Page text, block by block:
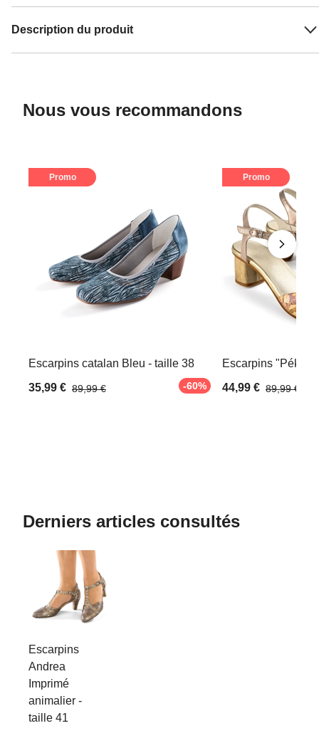
Description du produit
Nous vous recommandons
Promo
Escarpins catalan Bleu - taille 38
35,99 € 89,99 € -60%
Promo
Escarpins
44,99 € 89,99 €
Derniers articles consultés
Escarpins
Andrea
Imprimé
animalier -
taille 41